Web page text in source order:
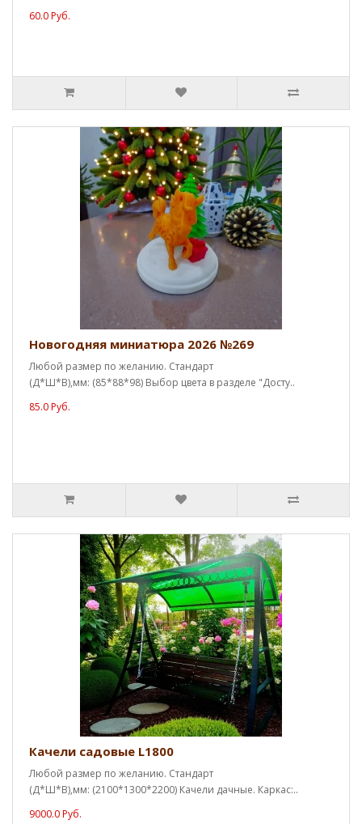
60.0 Руб.
Новогодняя миниатюра 2026 №269
Любой размер по желанию. Стандарт
(Д*Ш*В),мм: (85*88*98) Выбор цвета в разделе "Досту..
85.0 Руб.
Качели садовые L1800
Любой размер по желанию. Стандарт
(Д*Ш*В),мм: (2100*1300*2200) Качели дачные. Каркас:..
9000.0 Руб.